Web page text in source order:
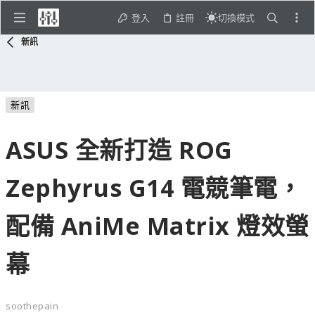
登入 註冊 切換模式
新訊
新訊
ASUS 全新打造 ROG
Zephyrus G14 電競筆電，
配備 AniMe Matrix 燈效螢
幕
soothepain